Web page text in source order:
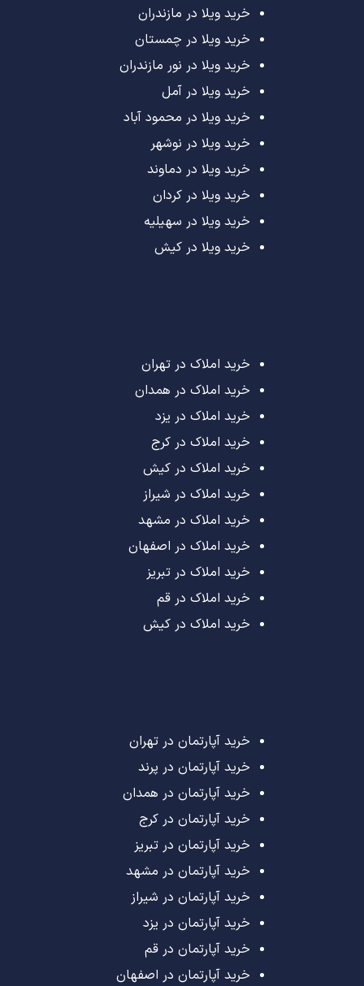
خرید ویلا در مازندران
خرید ویلا در چمستان
خرید ویلا در نور مازندران
خرید ویلا در آمل
خرید ویلا در محمود آباد
خرید ویلا در نوشهر
خرید ویلا در دماوند
خرید ویلا در کردان
خرید ویلا در سهیلیه
خرید ویلا در کیش
خرید املاک در تهران
خرید املاک در همدان
خرید املاک در یزد
خرید املاک در کرج
خرید املاک در کیش
خرید املاک در شیراز
خرید املاک در مشهد
خرید املاک در اصفهان
خرید املاک در تبریز
خرید املاک در قم
خرید املاک در کیش
خرید آپارتمان در تهران
خرید آپارتمان در پرند
خرید آپارتمان در همدان
خرید آپارتمان در کرج
خرید آپارتمان در تبریز
خرید آپارتمان در مشهد
خرید آپارتمان در شیراز
خرید آپارتمان در یزد
خرید آپارتمان در قم
خرید آپارتمان در اصفهان